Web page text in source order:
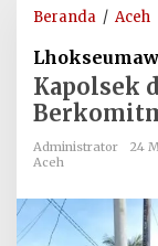
Beranda / Aceh
Kapolsek
Administrator
24
Aceh